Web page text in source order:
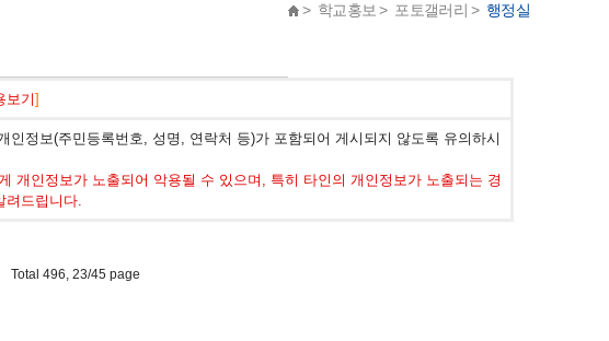
> 학교홍보 > 포토갤러리 > 행정실
보기]
정보(주민등록번호, 성명, 연락처 등)가 포함되어 게시되지 않도록 유의하시
개인정보가 노출되어 악용될 수 있으며, 특히 타인의 개인정보가 노출되는 경
려드립니다.
Total 496, 23/45 page